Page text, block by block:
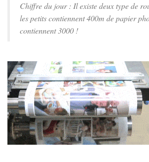
Chiffre du jour : Il existe deux type de
les petits contiennent 400m de papier
contiennent 3000 !